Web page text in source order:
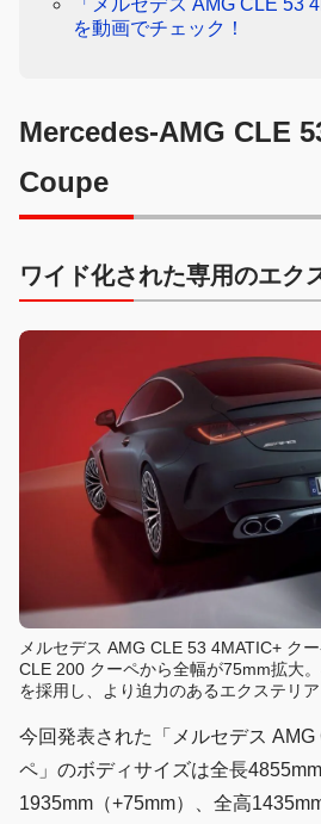
「メルセデス AMG CLE 53
を動画でチェック！
Mercedes-AMG CLE
Coupe
ワイド化された専用のエク
メルセデス AMG CLE 53 4MATIC+ ク
CLE 200 クーペから全幅が75mm拡大
を採用し、より迫力のあるエクステリア
今回発表された「メルセデス
ペ」のボディサイズは全長
1935mm（+75mm）、全高